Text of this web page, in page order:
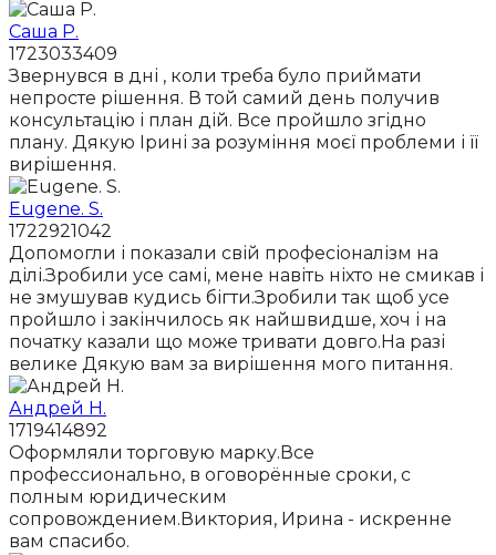
Саша Р.
1723033409
Звернувся в дні , коли треба було приймати
непросте рішення. В той самий день получив
консультацію і план дій. Все пройшло згідно
плану. Дякую Ірині за розуміння моєї проблеми і її
вирішення.
Eugene. S.
1722921042
Допомогли і показали свій професіоналізм на
ділі.Зробили усе самі, мене навіть ніхто не смикав і
не змушував кудись бігти.Зробили так щоб усе
пройшло і закінчилось як найшвидше, хоч і на
початку казали що може тривати довго.На разі
велике Дякую вам за вирішення мого питання.
Андрей Н.
1719414892
Оформляли торговую марку.Все
профессионально, в оговорённые сроки, с
полным юридическим
сопровождением.Виктория, Ирина - искренне
вам спасибо.